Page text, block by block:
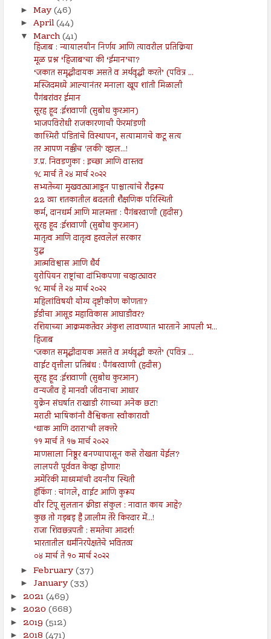
► May(46)
► April(44)
▼ March(41)
हिजाब : न्यायालयीन निर्णय आणि त्यावरील प्रतिक्रिया
मूळ प्रश्न ‘हिजाब’चा की ‘ईमान’चा?
‘जकात समृद्धीदायक असते व अर्थवृद्धी करते’ (पवित्र ...
मस्जिदमध्ये आल्यानंतर मनाला खूप शांती मिळाली
पैगंबरांवर ईमान
सूरह हूद :ईशवाणी (सुबोध कुरआन)
भाजपविरोधी राजकारणाची फेरमांडणी
काश्मिरी पंडितांचे विस्थापन, सत्यामागचे कटू सत्य
तर आपण नक्कीच 'लकी' व्हाल...!
उ.प्र. निवडणुका : इच्छा आणि वास्तव
१८ मार्च ते २४ मार्च २०२२
सभ्यतेच्या मुखवट्याआडून पाश्चात्यांचे रौद्ररूप
22 व्या शतकातील बदलती शैक्षणिक परिस्थिती
कर्म, दानधर्म आणि मालमत्ता : पैगंबरवाणी (हदीस)
सूरह हूद :ईशवाणी (सुबोध कुरआन)
मातृत्व आणि दातृत्व हरवलेलं सरकार
युद्ध
आत्मविश्वास आणि धैर्य
युरोपियन राष्ट्रांचा दांभिकपणा चव्हाट्यावर
१८ मार्च ते २४ मार्च २०२२
महिलांविषयी योग्य दृष्टीकोण कोणता?
ईडीचा आसूड महाविकास आघाडीवर?
रशियाच्या आक्रमकतेवर अंकुश लावण्यात भारताने आपली भ...
हिजाब
‘जकात समृद्धीदायक असते व अर्थवृद्धी करते’ (पवित्र ...
वाईट वृत्तीला प्रतिबंध : पैगंबरवाणी (हदीस)
सूरह हूद :ईशवाणी (सुबोध कुरआन)
वन्यजीव हे मानवी जीवनाचा आधार
युक्रेन संघर्षात राखाडी रंगाच्या अनेक छटा!
मराठी भाषिकांनी वैश्विकता स्वीकारावी
‘धाक आणि दरारा’ची लक्तरे
११ मार्च ते १७ मार्च २०२२
माणसाला निष्ठूर बनण्यापासून कसे रोखता येईल?
लालपरी पूर्ववत केव्हा होणार!
अमेरिकी माध्यमांची दयनीय स्थिती
हॅकिंग : चांगले, वाईट आणि कुरूप
वीर टिपू सुलतान क्रीडा संकुल : नावात काय आहे?
कुछ तो गड़बड़ है ज़ालीम तेरे किरदार में...!
राजा शिवछत्रपती : समतेचा आदर्श!
भारतातील धर्मनिरपेक्षतेचे भवितव्य
०४ मार्च ते १० मार्च २०२२
► February(37)
► January(33)
► 2021(469)
► 2020 (668)
► 2019 (512)
► 2018 (471)